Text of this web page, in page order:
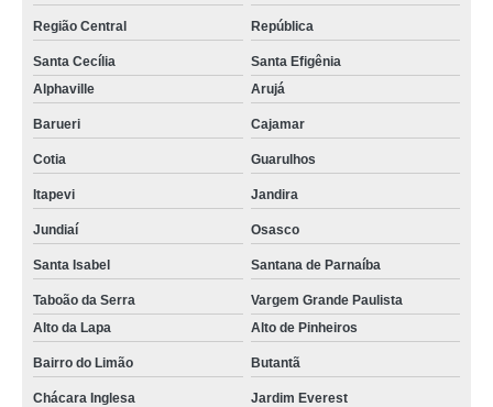
Região Central República
Santa Cecília
Santa Efigênia
Alphaville
Arujá
Barueri Cajamar
Cotia Guarulhos
Itapevi Jandira
Jundiaí Osasco
Santa Isabel Santana de Parnaíba
Taboão da Serra
Vargem Grande Paulista
Alto da Lapa
Alto de Pinheiros
Bairro do Limão Butantã
Chácara Inglesa Jardim Everest